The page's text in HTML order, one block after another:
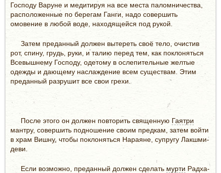
Господу Варуне и медитируя на все места паломничества,
расположенные по берегам Ганги, надо совершить
омовение в любой воде, находящейся под рукой.
Затем преданный должен вытереть своё тело, очистив
рот, спину, грудь, руки, и талию перед тем, как поклоняться
Всевышнему Господу, одетому в ослепительные желтые
одежды и дающему наслаждение всем существам. Этим
преданный разрушит все свои грехи.
После этого он должен повторить священную Гаятри
мантру, совершить подношение своим предкам, затем войти
в храм Вишну, чтобы поклоняться Нараяне, супругу Лакшми-
деви.
Если возможно, преданный должен сделать мурти Радха-